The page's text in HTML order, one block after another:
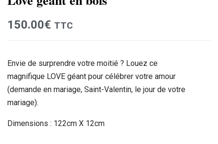
150.00€ TTC
Envie de surprendre votre moitié ? Louez ce
magnifique LOVE géant pour célébrer votre amour
(demande en mariage, Saint-Valentin, le jour de votre
mariage).
Dimensions : 122cm X 12cm